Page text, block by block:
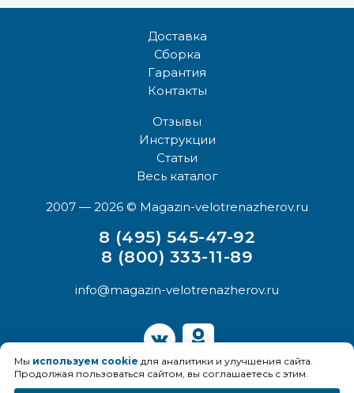
Доставка
Сборка
Гарантия
Контакты
Отзывы
Инструкции
Статьи
Весь каталог
2007 — 2026 © Magazin-velotrenazherov.ru
8 (495) 545-47-92
8 (800) 333-11-89
info@magazin-velotrenazherov.ru
Мы используем cookie для аналитики и улучшения сайта.
Продолжая пользоваться сайтом, вы соглашаетесь с этим.